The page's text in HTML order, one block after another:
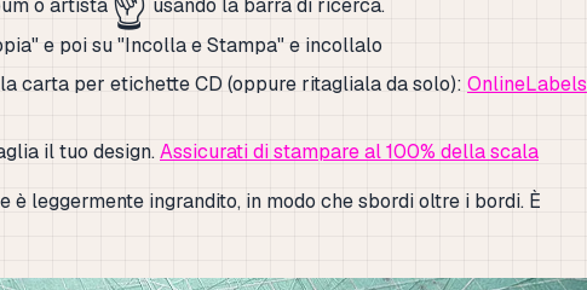
o artista
usando la barra di ricerca.
e poi su "Incolla e Stampa" e incollalo
carta per etichette CD (oppure ritagliala da solo): OnlineLabels
il tuo design.Assicurati di stampare al 100% della scala
è leggermente ingrandito, in modo che sbordi oltre i bordi. È